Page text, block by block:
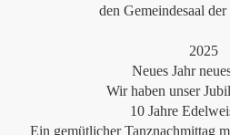
den Gemeindesaal
2025
Neues Jahr
Wir haben unser
10 Jahre
Ein gemütlicher Tanznachmittag